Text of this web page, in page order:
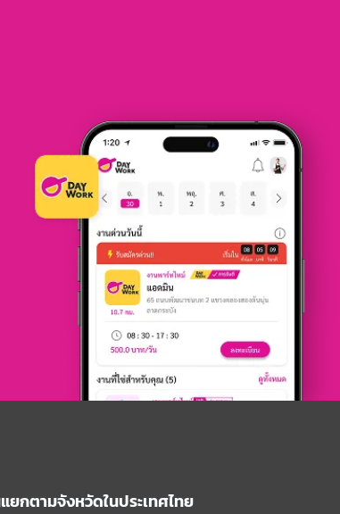
ยกตามจังหวัดในประเทศไทย